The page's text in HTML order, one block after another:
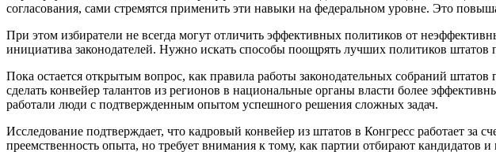
согласования, сами стремятся применить эти навыки на федеральном уровне. Это
При этом избиратели не всегда могут отличить эффективных политиков от
инициатива законодателей. Нужно искать способы поощрять лучших политиков штатов
Пока остается открытым вопрос, как правила работы законодательных собраний
сделать конвейер талантов из регионов в национальные органы власти более
работали люди с подтвержденным опытом успешного решения сложных задач.
Исследование подтверждает, что кадровый конвейер из штатов в Конгресс работает за
преемственность опыта, но требует внимания к тому, как партии отбирают